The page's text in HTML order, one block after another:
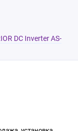
DC Inverter AS-